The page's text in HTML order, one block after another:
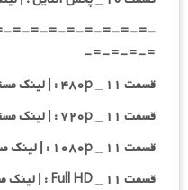
=-=-=-=-=-=-=-=-
=-=-=-=-
قسمت ۱۱ _ ۴۸۰p : | لینک مستقیم |
قسمت ۱۱ _ ۷۲۰p : | لینک مستقیم |
قسمت ۱۱ _ ۱۰۸۰p : | لینک مستقیم |
قسمت ۱۱ _ Full HD : | لینک مستقیم |